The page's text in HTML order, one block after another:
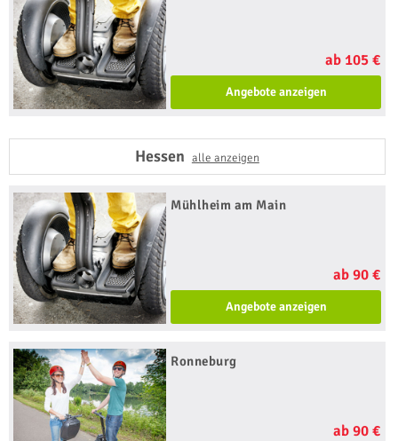
ab 105 €
Angebote anzeigen
Hessen alle anzeigen
Mühlheim am Main
ab 90 €
Angebote anzeigen
Ronneburg
ab 90 €